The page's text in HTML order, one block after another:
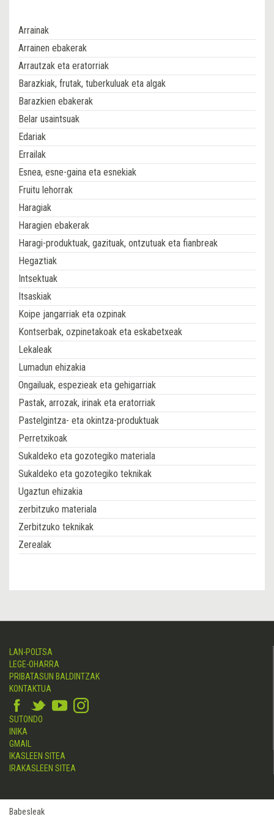
Arrainak
Arrainen ebakerak
Arrautzak eta eratorriak
Barazkiak, frutak, tuberkuluak eta algak
Barazkien ebakerak
Belar usaintsuak
Edariak
Errailak
Esnea, esne-gaina eta esnekiak
Fruitu lehorrak
Haragiak
Haragien ebakerak
Haragi-produktuak, gazituak, ontzutuak eta fianbreak
Hegaztiak
Intsektuak
Itsaskiak
Koipe jangarriak eta ozpinak
Kontserbak, ozpinetakoak eta eskabetxeak
Lekaleak
Lumadun ehizakia
Ongailuak, espezieak eta gehigarriak
Pastak, arrozak, irinak eta eratorriak
Pastelgintza- eta okintza-produktuak
Perretxikoak
Sukaldeko eta gozotegiko materiala
Sukaldeko eta gozotegiko teknikak
Ugaztun ehizakia
zerbitzuko materiala
Zerbitzuko teknikak
Zerealak
LAN-POLTSA
LEGE-OHARRA
PRIBATASUN BALDINTZAK
KONTAKTUA
SUTONDO
INIKA
GMAIL
IKASLEEN SITEA
IRAKASLEEN SITEA
Babesleak